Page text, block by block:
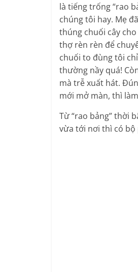
là tiếng trống “rao
chúng tôi hay. Mẹ
thúng chuối cây
thợ rèn rèn để
chuối to đùng tôi
thường nầy quá!
mà trễ xuất hát.
mới mở màn, thì
Từ “rao bảng” thời
vừa tới nơi thì có bộ